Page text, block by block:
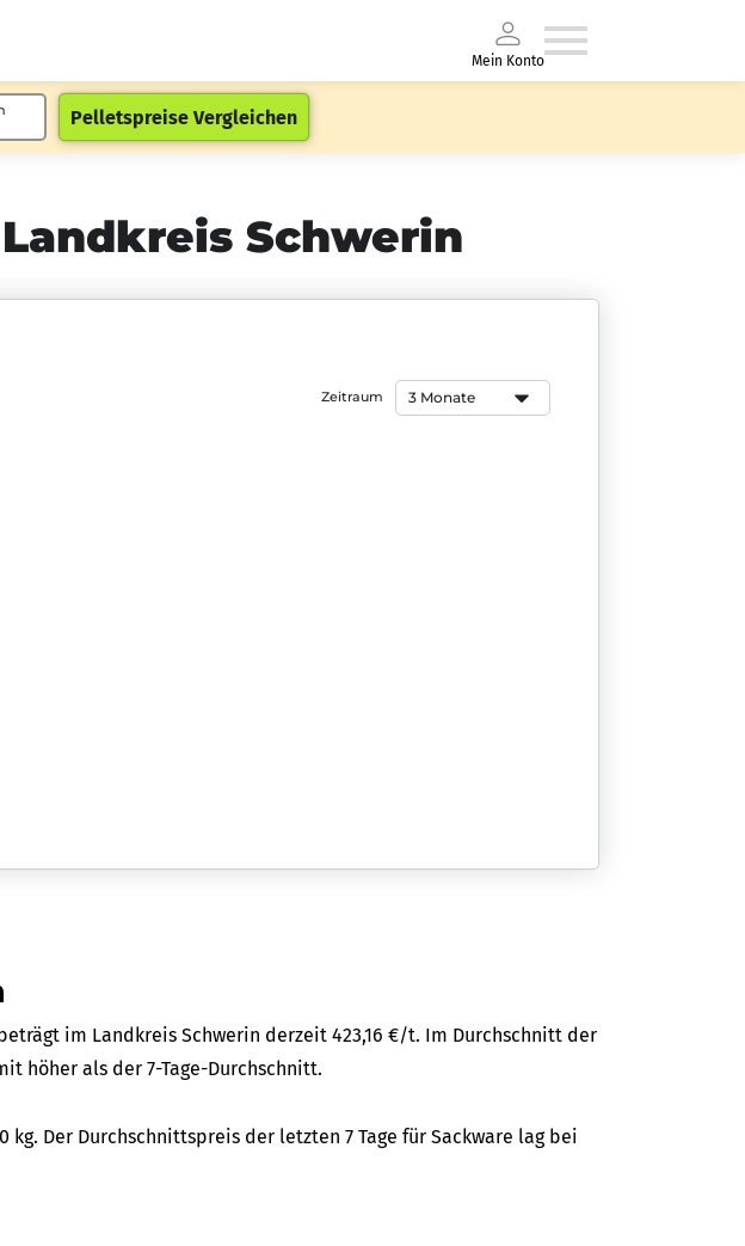
Mein Konto
Pelletspreise Vergleichen
Schwerin
Zeitraum
im Landkreis Schwerin derzeit 423,16 €/t. Im Durchschnitt der
höher als der 7-Tage-Durchschnitt.
Der Durchschnittspreis der letzten 7 Tage für Sackware lag bei